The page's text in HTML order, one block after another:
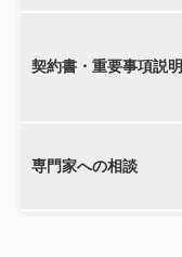
契約書・重要事項説明
専門家への相談